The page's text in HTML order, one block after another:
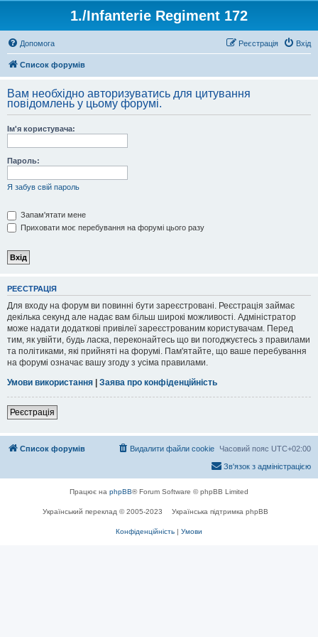
1./Infanterie Regiment 172
Допомога Вхід
Реєстрація
Список форумів
Вам необхідно авторизуватись для цитування
повідомлень у цьому форумі.
Ім'я користувача:
Пароль:
Я забув свій пароль
Запам'ятати мене
Приховати моє перебування на форумі цього разу
РЕЄСТРАЦІЯ
Для входу на форум ви повинні бути зареєстровані. Реєстрація займає
декілька секунд але надає вам більш широкі можливості. Адміністратор
може надати додаткові привілеї зареєстрованим користувачам. Перед
тим, як увійти, будь ласка, переконайтесь що ви погоджуєтесь з правилами
та політиками, які прийняті на форумі. Пам'ятайте, що ваше перебування
на форумі означає вашу згоду з усіма правилами.
Умови використання | Заява про конфіденційність
Реєстрація
Список форумів Часовий пояс UTC+02:00
Видалити файли cookie
Зв'язок з адміністрацією
Працює на phpBB® Forum Software © phpBB Limited
Український переклад © 2005-2023 Українська підтримка phpBB
Конфіденційність | Умови